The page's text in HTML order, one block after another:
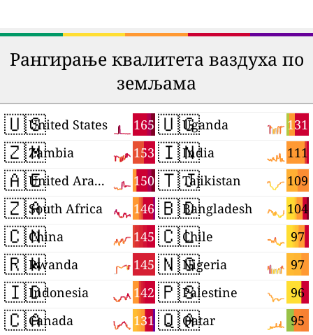
Рангирање квалитета ваздуха по
земљама
🇺🇸 165
United States
🇿🇲 153
Zambia
🇦🇪 150
United Arab Emirates
🇿🇦 146
South Africa
🇨🇳 145
China
🇷🇼 145
Rwanda
🇮🇩 142
Indonesia
🇨🇦 131
Canada
🇺🇬 131
Uganda
🇮🇳 111
India
🇹🇯 109
Tajikistan
🇧🇩 104
Bangladesh
🇨🇱 97
Chile
🇳🇬 97
Nigeria
🇵🇸 96
Palestine
🇶🇦 95
Qatar